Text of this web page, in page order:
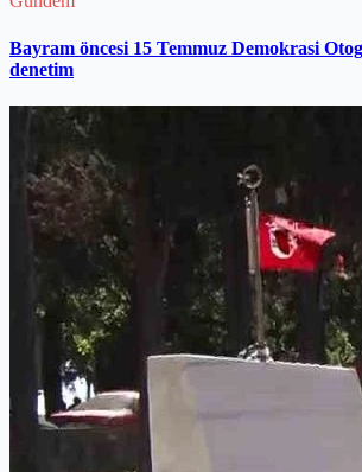
Bayram öncesi 15 Temmuz Demokrasi
denetim